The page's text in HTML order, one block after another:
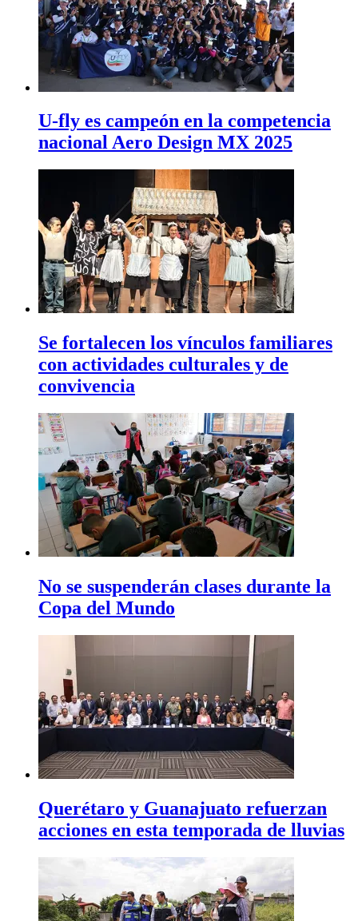
U-fly es campeón en la competencia
nacional Aero Design MX 2025
Se fortalecen los vínculos familiares
con actividades culturales y de
convivencia
No se suspenderán clases durante la
Copa del Mundo
Querétaro y Guanajuato refuerzan
acciones en esta temporada de lluvias